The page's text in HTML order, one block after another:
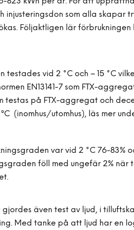
injusteringsdon som alla skapar
Följaktligen lär förbrukningen
testades vid 2 °C och – 15 °C
EN13141-7 som FTX-
testas på FTX-aggregat och
(inomhus/utomhus), läs mer
var vid 2 °C 76-83%
föll med ungefär 2% när
även test av ljud, i
Med tanke på att ljud har en